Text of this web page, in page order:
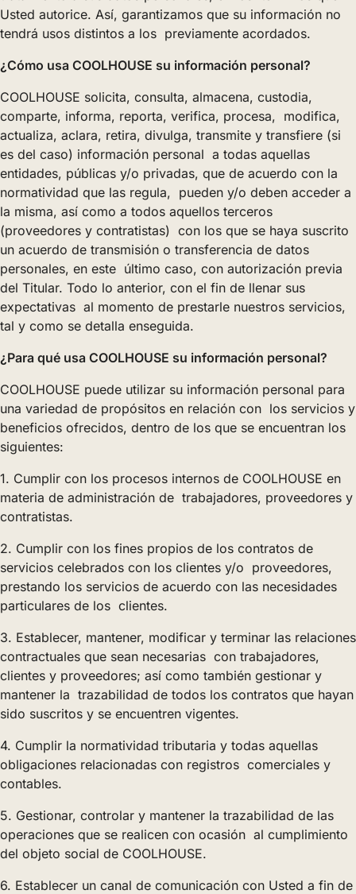
Usted autorice. Así, garantizamos que su información no
tendrá usos distintos a los previamente acordados.
¿Cómo usa COOLHOUSE su información personal?
COOLHOUSE solicita, consulta, almacena, custodia,
comparte, informa, reporta, verifica, procesa, modifica,
actualiza, aclara, retira, divulga, transmite y transfiere (si
es del caso) información personal a todas aquellas
entidades, públicas y/o privadas, que de acuerdo con la
normatividad que las regula, pueden y/o deben acceder a
la misma, así como a todos aquellos terceros
(proveedores y contratistas) con los que se haya suscrito
un acuerdo de transmisión o transferencia de datos
personales, en este último caso, con autorización previa
del Titular. Todo lo anterior, con el fin de llenar sus
expectativas al momento de prestarle nuestros servicios,
tal y como se detalla enseguida.
¿Para qué usa COOLHOUSE su información personal?
COOLHOUSE puede utilizar su información personal para
una variedad de propósitos en relación con los servicios y
beneficios ofrecidos, dentro de los que se encuentran los
siguientes:
1. Cumplir con los procesos internos de COOLHOUSE en
materia de administración de trabajadores, proveedores y
contratistas.
2. Cumplir con los fines propios de los contratos de
servicios celebrados con los clientes y/o proveedores,
prestando los servicios de acuerdo con las necesidades
particulares de los clientes.
3. Establecer, mantener, modificar y terminar las relaciones
contractuales que sean necesarias con trabajadores,
clientes y proveedores; así como también gestionar y
mantener la trazabilidad de todos los contratos que hayan
sido suscritos y se encuentren vigentes.
4. Cumplir la normatividad tributaria y todas aquellas
obligaciones relacionadas con registros comerciales y
contables.
5. Gestionar, controlar y mantener la trazabilidad de las
operaciones que se realicen con ocasión al cumplimiento
del objeto social de COOLHOUSE.
6. Establecer un canal de comunicación con Usted a fin de